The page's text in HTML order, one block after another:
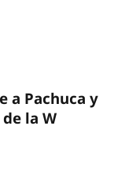
a Pachuca y
la W